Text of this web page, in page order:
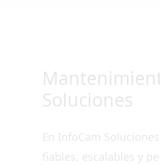
Soluciones
En InfoCam
fiables, escalables y